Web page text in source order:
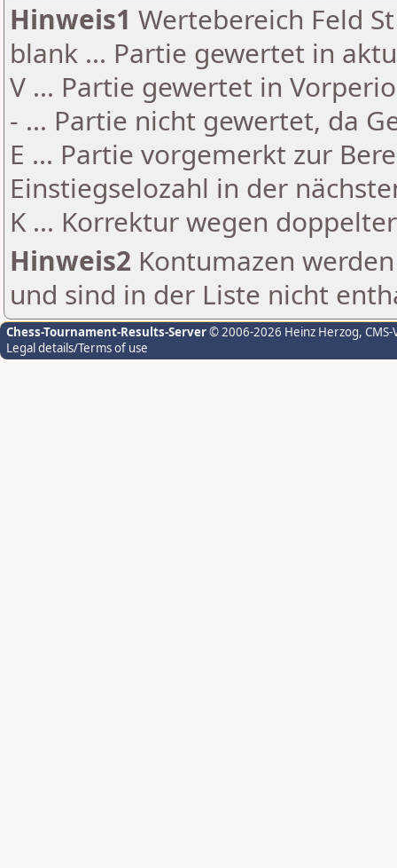
Hinweis1 Wertebereich Feld
blank ... Partie gewertet in
V ... Partie gewertet in
- ... Partie nicht gewertet, da
E ... Partie vorgemerkt zur
Einstiegselozahl in der
K ... Korrektur wegen
Hinweis2 Kontumazen
und sind in der Liste nicht
Chess-Tournament-Results-Server© 2006-2026 Heinz Herzog,
Legal details/Terms of use